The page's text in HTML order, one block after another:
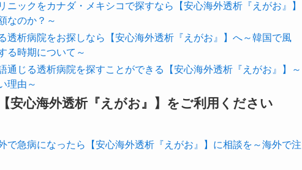
ニックをカナダ・メキシコで探すなら【安心海外透析『えがお』】
なのか？～
透析病院をお探しなら【安心海外透析『えがお』】へ～韓国で風
る時期について～
通じる透析病院を探すことができる【安心海外透析『えがお』】～
理由～
安心海外透析『えがお』】をご利用ください
で急病になったら【安心海外透析『えがお』】に相談を～海外で注